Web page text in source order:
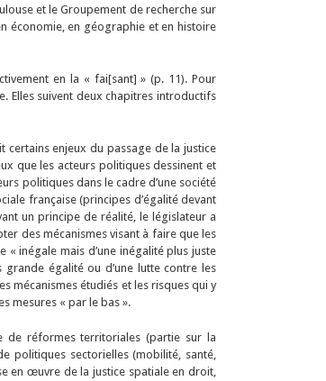
et le Groupement de recherche sur
économie, en géographie et en histoire
en la « fai[sant] » (p. 11). Pour
Elles suivent deux chapitres introductifs
certains enjeux du passage de la justice
que les acteurs politiques dessinent et
politiques dans le cadre d’une société
française (principes d’égalité devant
un principe de réalité, le législateur a
des mécanismes visant à faire que les
inégale mais d’une inégalité plus juste
égalité ou d’une lutte contre les
mécanismes étudiés et les risques qui y
mesures « par le bas ».
de réformes territoriales (partie sur la
politiques sectorielles (mobilité, santé,
en œuvre de la justice spatiale en droit,